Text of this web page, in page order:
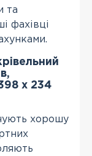
та
фахівці
х 234
хорошу